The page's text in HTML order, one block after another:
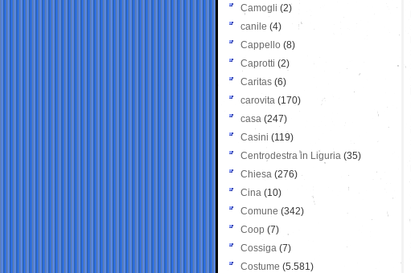
Camogli (2)
canile (4)
Cappello (8)
Caprotti (2)
Caritas (6)
carovita (170)
casa (247)
Casini (119)
Centrodestra in Liguria (35)
Chiesa (276)
Cina (10)
Comune (342)
Coop (7)
Cossiga (7)
Costume (5.581)